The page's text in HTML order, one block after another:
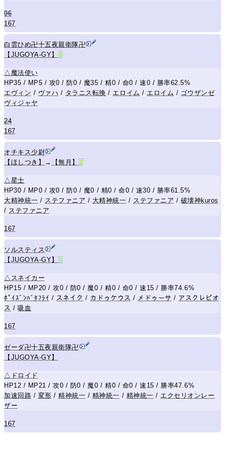
96
167
白雲ひめ卍十五夜親衛隊卍
【JUGOYA-GY】
R
△ 魔法使い
HP35 / MP5 / 攻0 / 防0 / 魔35 / 精0 / 命0 / 速0 / 勝率62.5%
エヴィン / ヴァハ / タラニス転換 / エロイム / エロイム / ゴウザンゼ
ヴィジャヤ
24
167
オチキス少尉
【ほしつき】
→ 【無月】 R
△ 星士
HP30 / MP0 / 攻0 / 防0 / 魔0 / 精0 / 命0 / 速30 / 勝率61.5%
大精神統一 / ステファニア / 大精神統一 / ステファニア / 破壊神kuros
/ ステファニア
167
ソルスティス
【JUGOYA-GY】 R
△ スネイカー
HP15 / MP20 / 攻0 / 防0 / 魔0 / 精0 / 命0 / 速15 / 勝率74.6%
ﾎﾟｲｽﾞﾝﾊﾞﾀﾌﾗｲ / スネイク / カドゥケウス / メドゥーサ / アスクレピオ
ス /吸血
167
ゼーダ卍十五夜親衛隊卍
【JUGOYA-GY】
△ ドロイド
HP12 / MP21 / 攻0 / 防0 / 魔0 / 精0 / 命0 / 速15 / 勝率47.6%
加速回路 / 変形 /精神統一 / 精神統一 / 精神統一 / エクセリオンレー
ザー
167